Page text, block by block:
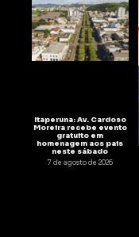
Itaperuna: Av. Cardoso
Moreira recebe evento
gratuito em
homenagem aos pais
neste sábado
7 de agosto de 2026